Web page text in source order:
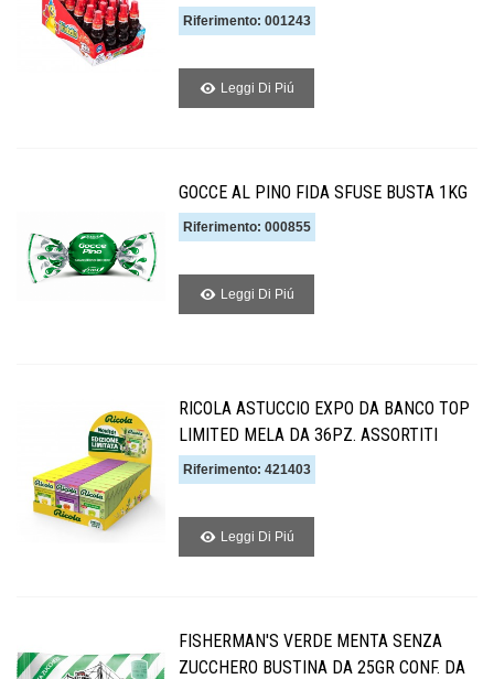
Riferimento: 001243
Leggi Di Piú
GOCCE AL PINO FIDA SFUSE BUSTA 1KG
Riferimento: 000855
Leggi Di Piú
RICOLA ASTUCCIO EXPO DA BANCO TOP
LIMITED MELA DA 36PZ. ASSORTITI
Riferimento: 421403
Leggi Di Piú
FISHERMAN'S VERDE MENTA SENZA
ZUCCHERO BUSTINA DA 25GR CONF. DA